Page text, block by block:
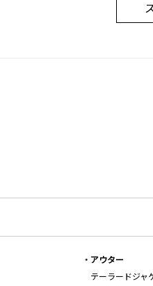
アウター
テーラードジャ